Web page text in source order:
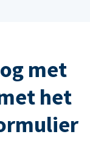
met
het